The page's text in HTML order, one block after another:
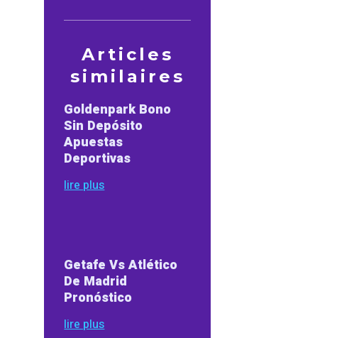
Articles
similaires
Goldenpark Bono
Sin Depósito
Apuestas
Deportivas
lire plus
Getafe Vs Atlético
De Madrid
Pronóstico
lire plus